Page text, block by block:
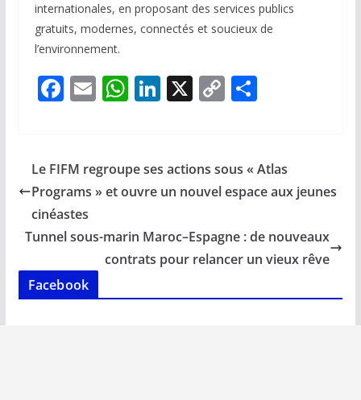
internationales, en proposant des services publics
gratuits, modernes, connectés et soucieux de
l’environnement.
F
b
o
o
k
E
l
W
s
A
p
Li
e
dI
X C
y
Li
k
P
g
er
Le FIFM regroupe ses actions sous « Atlas
Programs » et ouvre un nouvel espace aux jeunes
cinéastes
Tunnel sous-marin Maroc–Espagne : de nouveaux
contrats pour relancer un vieux rêve
Facebook